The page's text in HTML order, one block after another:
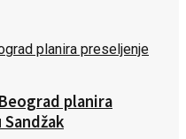
planira